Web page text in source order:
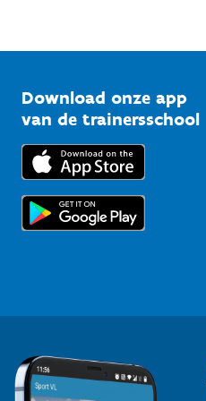
Bedrijven
Trainers en begeleiders
Topsporters
Vlaamse Trainersschool
Kennisplatform
Downloads
Voor de pers
Download onze app
van de trainersschool